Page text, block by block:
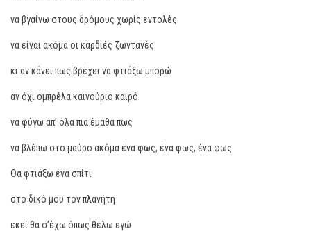
να βγαίνω στους δρόμους χωρίς εντολές
να είναι ακόμα οι καρδιές ζωντανές
κι αν κάνει πως βρέχει να φτιάξω μπορώ
αν όχι ομπρέλα καινούριο καιρό
να φύγω απ’ όλα πια έμαθα πως
να βλέπω στο μαύρο ακόμα ένα φως, ένα φως, ένα φως
Θα φτιάξω ένα σπίτι
στο δικό μου τον πλανήτη
εκεί θα σ’έχω όπως θέλω εγώ